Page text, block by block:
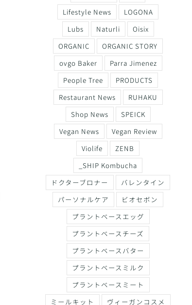
Lifestyle News
LOGONA
Lubs
Naturli
Oisix
ORGANIC
ORGANIC STORY
ovgo Baker
Parra Jimenez
People Tree
PRODUCTS
Restaurant News
RUHAKU
Shop News
SPEICK
Vegan News
Vegan Review
Violife
ZENB
_SHIP Kombucha
ドクターブロナー
バレンタイン
パーソナルケア
ビオセボン
プラントベースエッグ
プラントベースチーズ
プラントベースバター
プラントベースミルク
プラントベースミート
ミールキット
ヴィーガンコスメ